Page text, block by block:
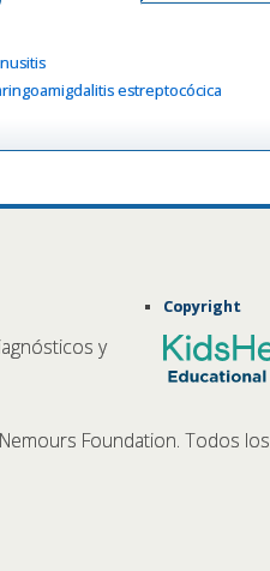
estreptocócica
Copyright
y
Foundation. Todos los